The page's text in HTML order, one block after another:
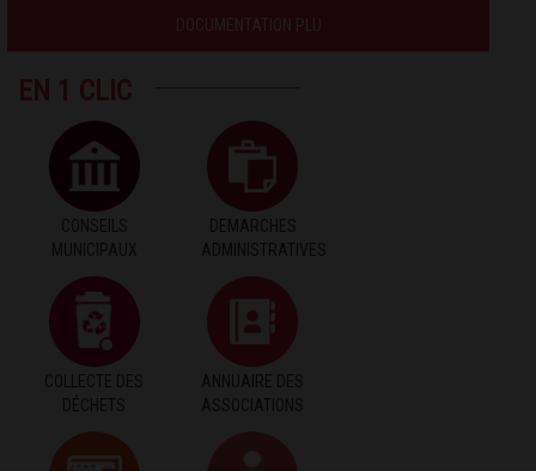
DOCUMENTATION PLU
EN 1 CLIC
CONSEILS
MUNICIPAUX
DEMARCHES
ADMINISTRATIVES
COLLECTE DES
DÉCHETS
ANNUAIRE DES
ASSOCIATIONS